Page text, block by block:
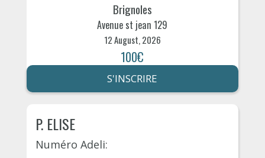
Brignoles
Avenue st jean 129
12 August, 2026
100€
S'INSCRIRE
P. ELISE
Numéro Adeli: